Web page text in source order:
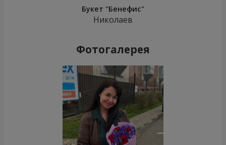
Букет "Бенефис"
Николаев
Фотогалерея